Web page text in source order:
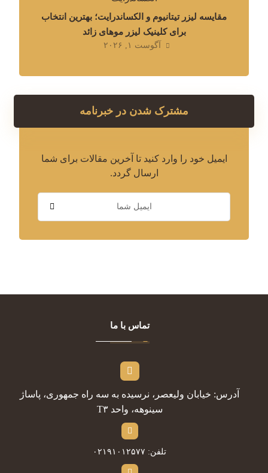
مقایسه لیزر تیتانیوم و الکساندرایت؛ بهترین انتخاب
برای کلینیک لیزر موهای زائد
آگوست ۱, ۲۰۲۶
مشترک شدن در خبرنامه
ایمیل خود را وارد کنید تا آخرین مقالات برای شما
ارسال گردد.
تماس با ما
آدرس: خیابان ولیعصر، نرسیده به سه راه جمهوری، پاساژ
سینوهه، واحد T۳
تلفن: ۰۲۱۹۱۰۱۲۵۷۷